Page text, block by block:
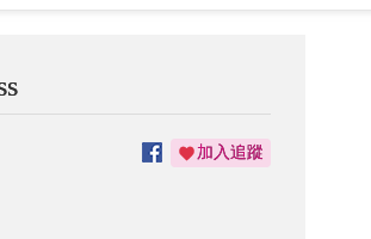
加入追蹤